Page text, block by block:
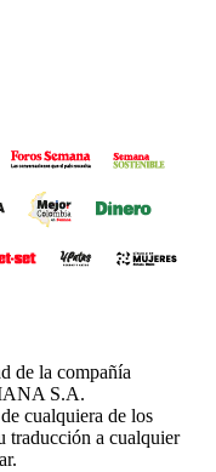
de la compañía
S.A.
cualquiera de los
traducción a cualquier